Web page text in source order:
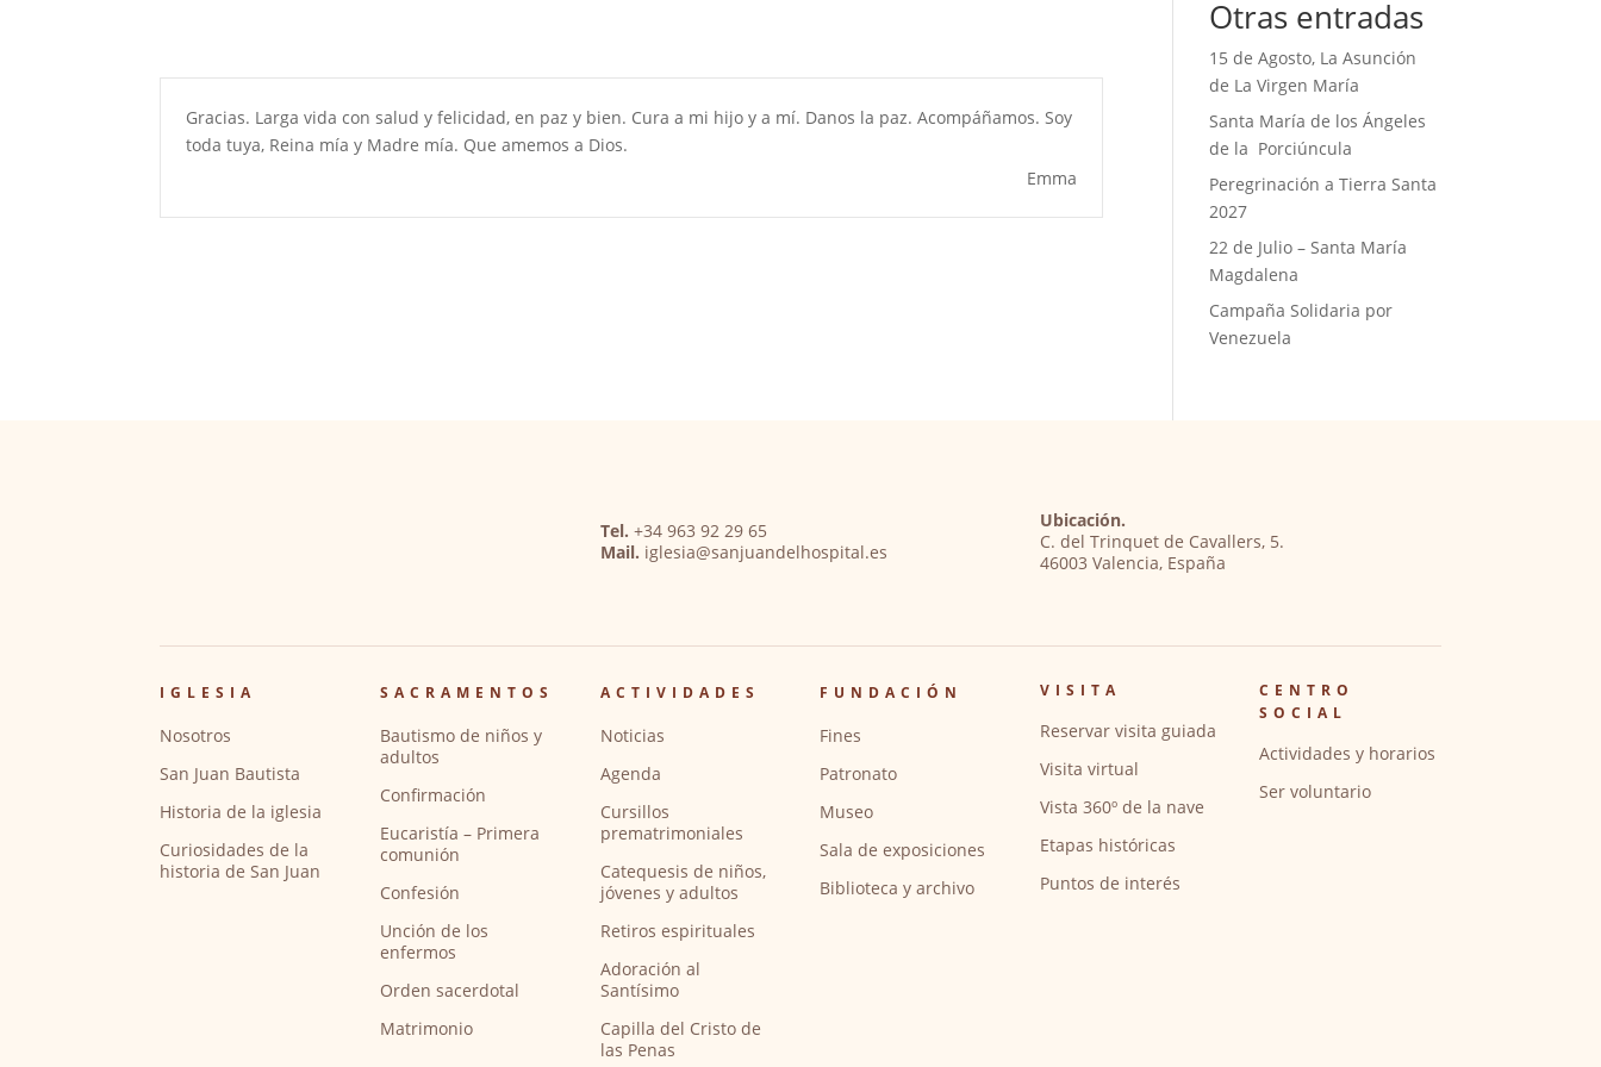
Gracias. Larga vida con salud y felicidad, en paz y bien. Cura a mi hijo y a mí. Danos la paz. Acompáñamos. Soy
toda tuya, Reina mía y Madre mía. Que amemos a Dios.
Emma
Otras entradas
15 de Agosto, La Asunción
de La Virgen María
Santa María de los Ángeles
de la Porciúncula
Peregrinación a Tierra Santa
2027
22 de Julio – Santa María
Magdalena
Campaña Solidaria por
Venezuela
Tel. +34 963 92 29 65
Mail. iglesia@sanjuandelhospital.es
Ubicación.
C. del Trinquet de Cavallers, 5.
46003 Valencia, España
IGLESIA
Nosotros
San Juan Bautista
Historia de la iglesia
Curiosidades de la
historia de San Juan
SACRAMENTOS
Bautismo de niños y
adultos
Confirmación
Eucaristía – Primera
comunión
Confesión
Unción de los
enfermos
Orden sacerdotal
Matrimonio
ACTIVIDADES
Noticias
Agenda
Cursillos
prematrimoniales
Catequesis de niños,
jóvenes y adultos
Retiros espirituales
Adoración al
Santísimo
Capilla del Cristo de
las Penas
FUNDACIÓN
Fines
Patronato
Museo
Sala de exposiciones
Biblioteca y archivo
VISITA
Reservar visita guiada
Visita virtual
Vista 360º de la nave
Etapas históricas
Puntos de interés
CENTRO
SOCIAL
Actividades y horarios
Ser voluntario